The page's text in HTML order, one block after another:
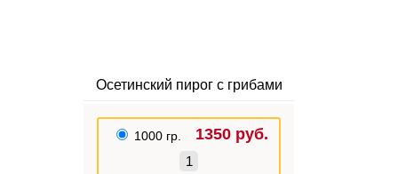
Осетинский пирог с грибами
1000 гр. 1350 руб.